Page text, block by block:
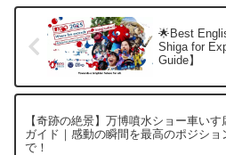
イトから予
🌟Best
Shiga for
Guide】
【奇跡の絶景】万博噴水ショー車いす
ガイド｜感動の瞬間を最高のポジショ
で！